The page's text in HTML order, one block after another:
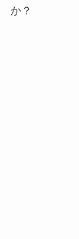
か？